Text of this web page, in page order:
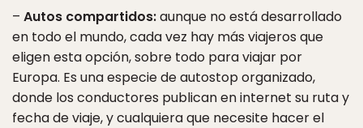
– Autos compartidos:aunque no está desarrollado
en todo el mundo, cada vez hay más viajeros que
eligen esta opción, sobre todo para viajar por
Europa. Es una especie de autostop organizado,
donde los conductores publican en internet su ruta y
fecha de viaje, y cualquiera que necesite hacer el